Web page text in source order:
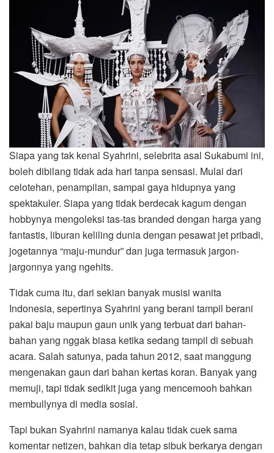
Siapa yang tak kenal Syahrini, selebrita asal Sukabumi ini,
boleh dibilang tidak ada hari tanpa sensasi. Mulai dari
celotehan, penampilan, sampai gaya hidupnya yang
spektakuler. Siapa yang tidak berdecak kagum dengan
hobbynya mengoleksi tas-tas branded dengan harga yang
fantastis, liburan keliling dunia dengan pesawat jet pribadi,
jogetannya “maju-mundur” dan juga termasuk jargon-
jargonnya yang ngehits.
Tidak cuma itu, dari sekian banyak musisi wanita
Indonesia, sepertinya Syahrini yang berani tampil berani
pakai baju maupun gaun unik yang terbuat dari bahan-
bahan yang nggak biasa ketika sedang tampil di sebuah
acara. Salah satunya, pada tahun 2012, saat manggung
mengenakan gaun dari bahan kertas koran. Banyak yang
memuji, tapi tidak sedikit juga yang mencemooh bahkan
membullynya di media sosial.
Tapi bukan Syahrini namanya kalau tidak cuek sama
komentar netizen, bahkan dia tetap sibuk berkarya dengan